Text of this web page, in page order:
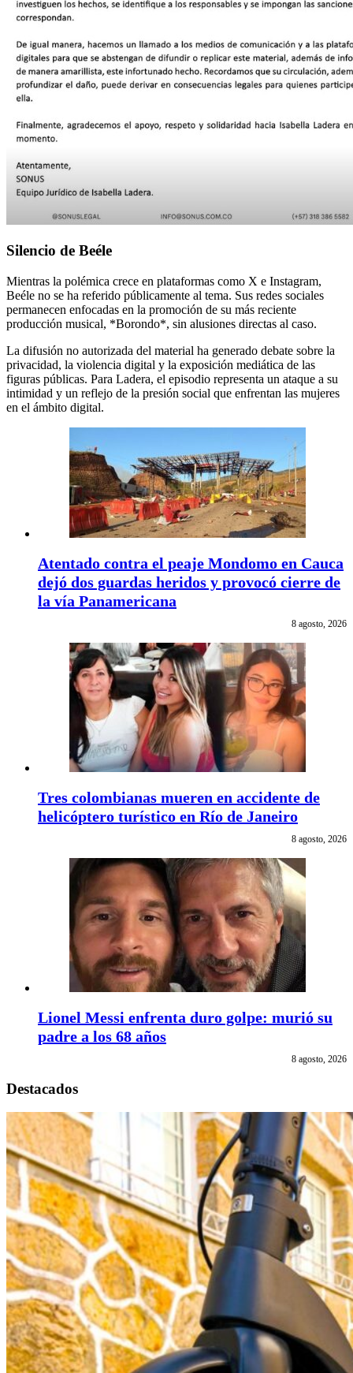
Silencio de Beéle
Mientras la polémica crece en plataformas como X e Instagram,
Beéle no se ha referido públicamente al tema. Sus redes sociales
permanecen enfocadas en la promoción de su más reciente
producción musical, *Borondo*, sin alusiones directas al caso.
La difusión no autorizada del material ha generado debate sobre la
privacidad, la violencia digital y la exposición mediática de las
figuras públicas. Para Ladera, el episodio representa un ataque a su
intimidad y un reflejo de la presión social que enfrentan las mujeres
en el ámbito digital.
Atentado contra el peaje Mondomo en Cauca
dejó dos guardas heridos y provocó cierre de
la vía Panamericana
8 agosto, 2026
Tres colombianas mueren en accidente de
helicóptero turístico en Río de Janeiro
8 agosto, 2026
Lionel Messi enfrenta duro golpe: murió su
padre a los 68 años
8 agosto, 2026
Destacados